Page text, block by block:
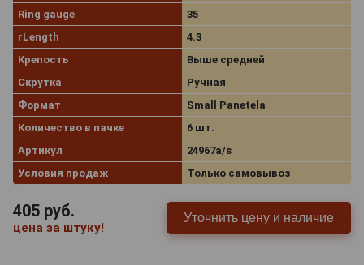
Ring gauge
35
rLength
4.3
Крепость
Выше средней
Скрутка
Ручная
Формат
Small Panetela
Количество в пачке
6 шт.
Артикул
24967a/s
Условия продаж
Только самовывоз
405 руб.
цена за штуку!
Уточнить цену и наличие